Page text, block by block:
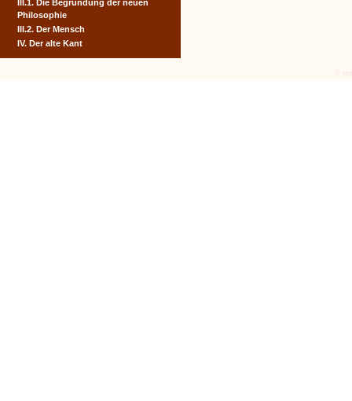
III.1. Die Begründung der neuen
Philosophie
III.2. Der Mensch
IV. Der alte Kant